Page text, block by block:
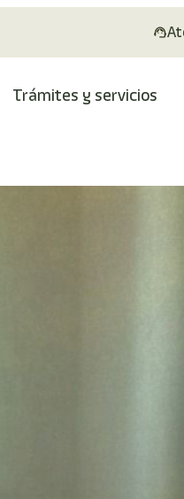
Trámites y servicios